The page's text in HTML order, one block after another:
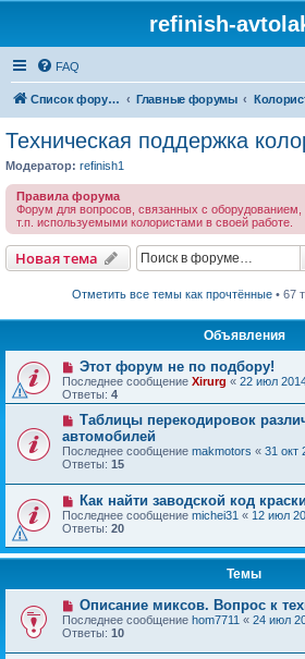
refinish-
FAQ
Список форумов Главные форумы
Техническая поддержка
Модератор: refinish1
Правила форума
Форум для вопросов, связанных с
т.п. используемыми колористами в своей работе.
Новая тема
Отметить все темы как прочтённые• 67
Объявления
Этот форум не по подбору!
Последнее сообщение Xirurg « 22 июл
Ответы: 4
Таблицы перекодировок
автомобилей
Последнее сообщение makmotors « 31 окт
Ответы: 15
Как найти заводской код
Последнее сообщение michei31 « 12 июл
Ответы: 20
Темы
Описание миксов. Вопрос к
Последнее сообщение hom7711 « 24 июл
Ответы: 10